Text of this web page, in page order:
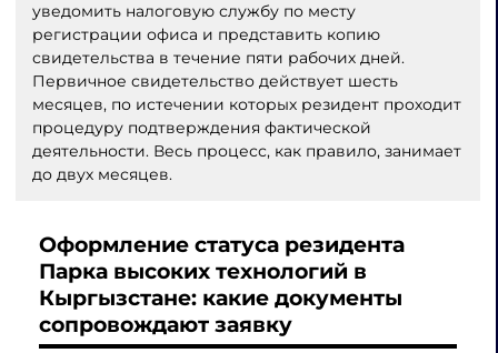
уведомить налоговую службу по месту
регистрации офиса и представить копию
свидетельства в течение пяти рабочих дней.
Первичное свидетельство действует шесть
месяцев, по истечении которых резидент проходит
процедуру подтверждения фактической
деятельности. Весь процесс, как правило, занимает
до двух месяцев.
Оформление статуса резидента
Парка высоких технологий в
Кыргызстане: какие документы
сопровождают заявку